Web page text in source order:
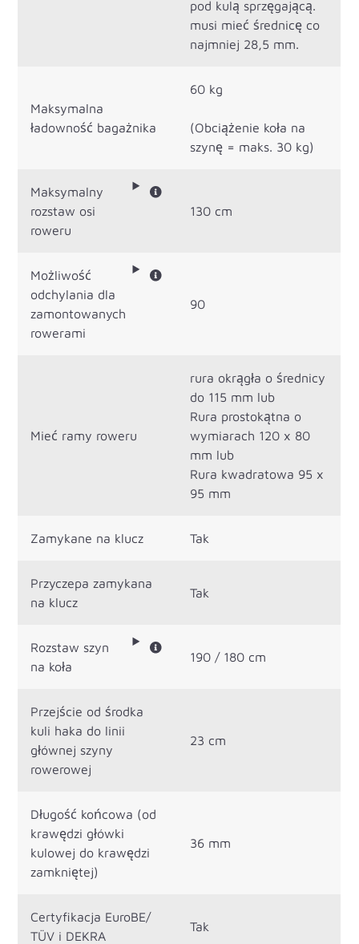
pod kulą sprzęgającą.
musi mieć średnicę co
najmniej 28,5 mm.
Maksymalna
ładowność bagażnika
60 kg
(Obciążenie koła na
szynę = maks. 30 kg)
Maksymalny
rozstaw osi
roweru
130 cm
Możliwość
odchylania dla
zamontowanych
rowerami
90
Mieć ramy roweru
rura okrągła o średnicy
do 115 mm lub
Rura prostokątna o
wymiarach 120 x 80
mm lub
Rura kwadratowa 95 x
95 mm
Zamykane na klucz Tak
Przyczepa zamykana
na klucz
Tak
Rozstaw szyn
na koła
190 / 180 cm
Przejście od środka
kuli haka do linii
głównej szyny
rowerowej
23 cm
Długość końcowa (od
krawędzi główki
kulowej do krawędzi
zamkniętej)
36 mm
Certyfikacja EuroBE/
TÜV i DEKRA
Tak